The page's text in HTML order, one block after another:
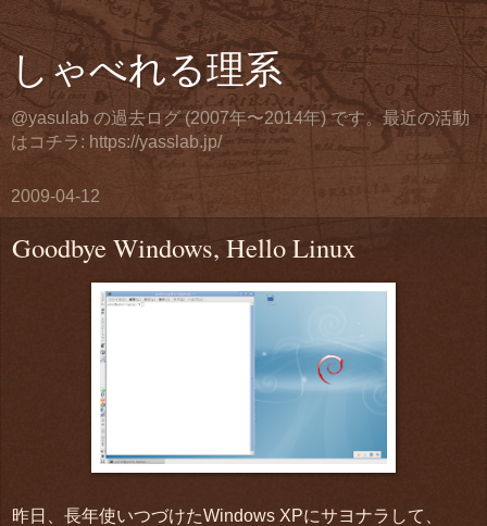
しゃべれる理系
@yasulab の過去ログ (2007年〜2014年) です。最近の活動
はコチラ: https://yasslab.jp/
2009-04-12
Goodbye Windows, Hello Linux
昨日、長年使いつづけたWindows XPにサヨナラして、